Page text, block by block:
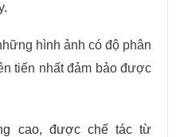
hình ảnh có độ phân
tiến nhất đảm bảo được
cao, được chế tác từ